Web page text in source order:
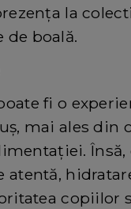
la
boală.
fi o
mai ales din
Însă,
atentă,
copiilor